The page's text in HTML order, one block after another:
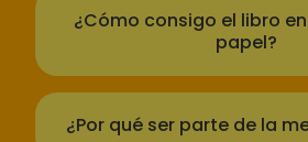
¿Cómo consigo el libro
papel?
¿Por qué ser parte de la